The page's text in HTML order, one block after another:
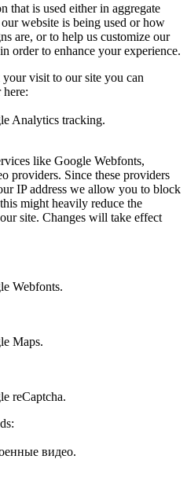
that is used either in aggregate
website is being used or how
are, or to help us customize our
order to enhance your experience.
visit to our site you can
Analytics tracking.
like Google Webfonts,
providers. Since these providers
IP address we allow you to block
might heavily reduce the
site. Changes will take effect
Webfonts.
Maps.
reCaptcha.
видео.